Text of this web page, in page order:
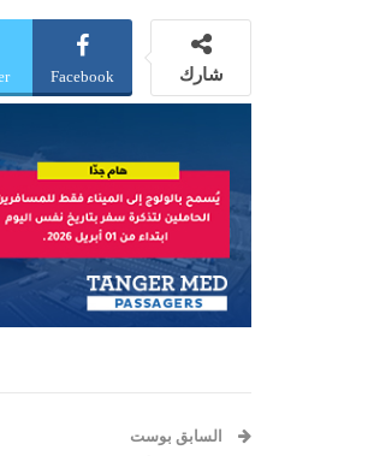
شارك Facebook
السابق بوست